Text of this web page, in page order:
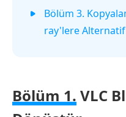
Bölüm 3.
ray'lere Alternatif
Bölüm 1. VLC